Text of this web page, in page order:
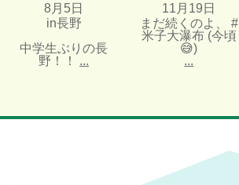
8月5日
in長野
中学生ぶりの長
野！！
...
11月19日
まだ続くのよ、 #
米子大瀑布 (今頃
😅)
...